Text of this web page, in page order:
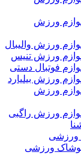
ورزش
ورزش والیبال
ورزش تنیس
فوتبال دستی
ورزش بیلیارد
ورزش
ورزش راگبی
ورزشی
پوشاک ورزشی